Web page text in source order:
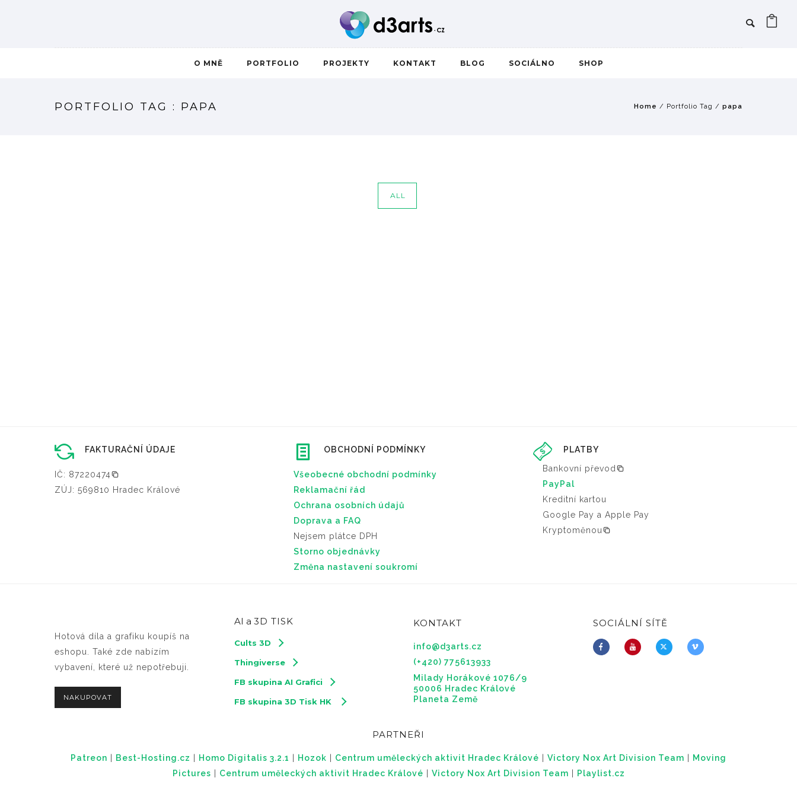
O MNĚ PORTFOLIO PROJEKTY KONTAKT BLOG SOCIÁLNO SHOP
PORTFOLIO TAG : PAPA Home / Portfolio Tag / papa
ALL
FAKTURAČNÍ ÚDAJE
IČ: 87220474
ZÚJ: 569810 Hradec Králové
OBCHODNÍ PODMÍNKY
Všeobecné obchodní podmínky
Reklamační řád
Ochrana osobních údajů
Doprava a FAQ
Nejsem plátce DPH
Storno objednávky
Změna nastavení soukromí
PLATBY
Bankovní převod
PayPal
Kreditní kartou
Google Pay a Apple Pay
Kryptoměnou
Hotová díla a grafiku koupíš na
eshopu. Také zde nabízím
vybavení, které už nepotřebuji.
NAKUPOVAT
AI a 3D TISK
Cults 3D
Thingiverse
FB skupina AI Grafici
FB skupina 3D Tisk HK
KONTAKT
info@d3arts.cz
(+420) 775613933
Milady Horákové 1076/9
50006 Hradec Králové
Planeta Země
SOCIÁLNÍ SÍTĚ
PARTNEŘI
Patreon Best-Hosting.cz Homo Digitalis 3.2.1 Hozok Centrum uměleckých aktivit Hradec Králové Victory Nox Art Division Team
Moving
Pictures
Centrum uměleckých aktivit Hradec Králové Victory Nox Art Division Team Playlist.cz